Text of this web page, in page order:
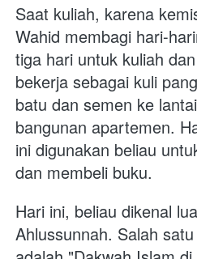
Saat kuliah, karena
Wahid membagi hari-
tiga hari untuk kuliah
bekerja sebagai kuli
batu dan semen ke
bangunan apartemen.
ini digunakan beliau
dan membeli buku.
Hari ini, beliau dikenal
Ahlussunnah. Salah